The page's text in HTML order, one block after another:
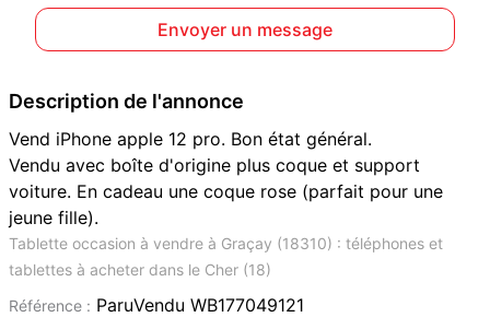
Envoyer un message
Description de l'annonce
Vend iPhone apple 12 pro. Bon état général.
Vendu avec boîte d'origine plus coque et support
voiture. En cadeau une coque rose (parfait pour une
jeune fille).
Tablette occasion à vendre à Graçay (18310) : téléphones et
tablettes à acheter dans le Cher (18)
Référence : ParuVendu WB177049121